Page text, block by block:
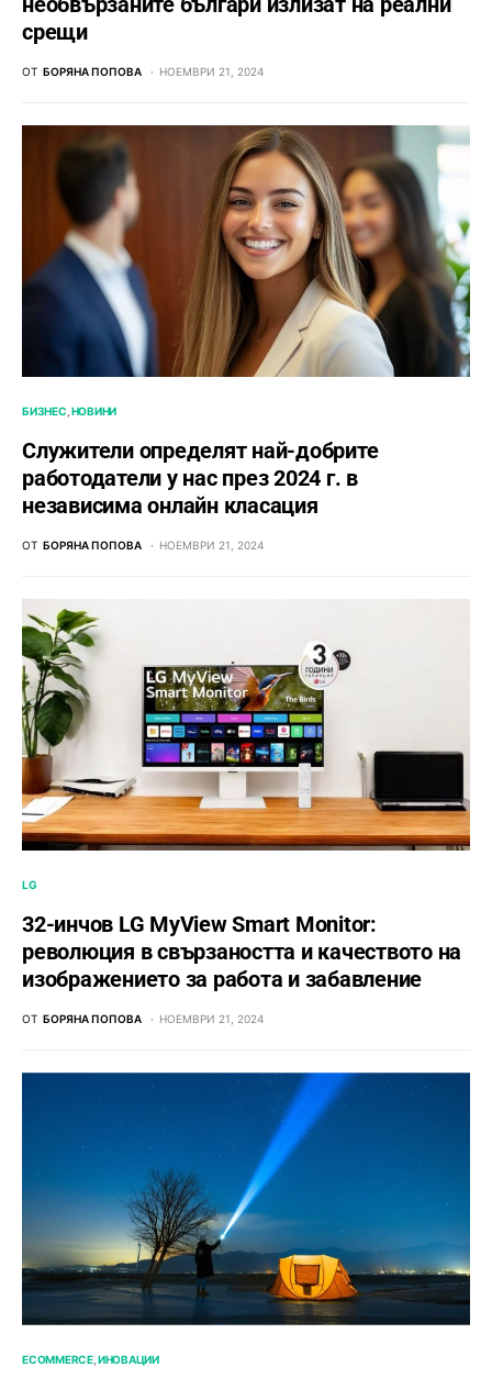
срещи
ОТ БОРЯНА ПОПОВА НОЕМВРИ 21, 2024
БИЗНЕС НОВИНИ
Служители определят най-добрите
работодатели у нас през 2024 г. в
независима онлайн класация
ОТ БОРЯНА ПОПОВА НОЕМВРИ 21, 2024
LG
32-инчов LG MyView Smart Monitor:
революция в свързаността и качеството на
изображението за работа и забавление
ОТ БОРЯНА ПОПОВА НОЕМВРИ 21, 2024
ECOMMERCE ИНОВАЦИИ